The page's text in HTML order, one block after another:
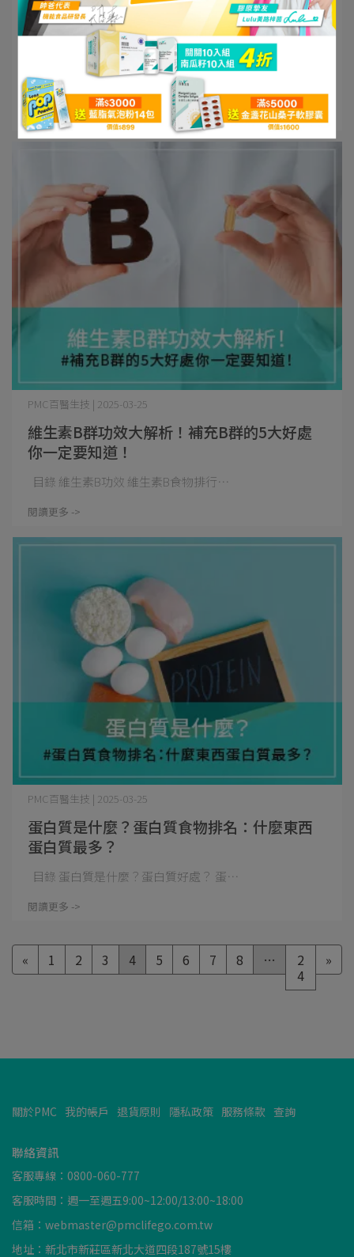
什麼叫做新陳代謝？新陳代謝症狀、促進新
陳代謝的保健食品
PMC百醫生技 | 2025-03-25
目錄 什麼叫做新陳代謝？ 新陳代謝症⋯
閱讀更多 ->
維生素B群功效大解析！補充B群的5大好處
你一定要知道！
PMC百醫生技 | 2025-03-25
目錄 維生素B功效 維生素B食物排行⋯
閱讀更多 ->
蛋白質是什麼？蛋白質食物排名：什麼東西
蛋白質最多？
PMC百醫生技 | 2025-03-25
目錄 蛋白質是什麼？蛋白質好處？ 蛋⋯
閱讀更多 ->
« 1 2 3 4 5 6 7 8 …
2
4
»
關於PMC 我的帳戶 退貨原則 隱私政策 服務條款 查詢
聯絡資訊
客服專線：0800-060-777
客服時間：週一至週五9:00~12:00/13:00~18:00
信箱：webmaster@pmclifego.com.tw
地址：新北市新莊區新北大道四段187號15樓